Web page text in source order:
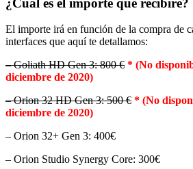
El importe irá en función de la compra de
interfaces que aquí te detallamos:
– Goliath HD Gen 3: 800 € * (No
diciembre de 2020)
– Orion 32 HD Gen 3: 500 € * (No
diciembre de 2020)
– Orion 32+ Gen 3: 400€
– Orion Studio Synergy Core: 300€